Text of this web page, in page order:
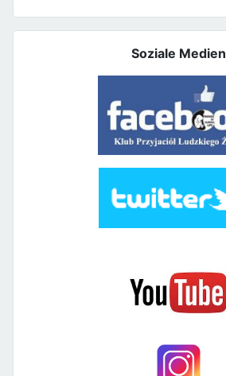
Soziale Medien